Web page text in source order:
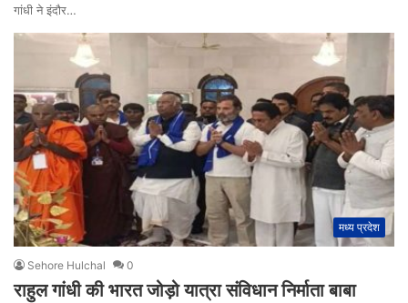
गांधी ने इंदौर…
मध्य प्रदेश
Sehore Hulchal 0
राहुल गांधी की भारत जोड़ो यात्रा संविधान निर्माता बाबा